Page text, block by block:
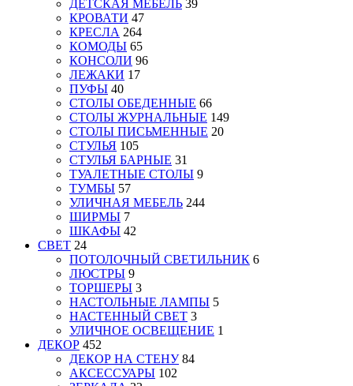
ДЕТСКАЯ МЕБЕЛЬ 39
КРОВАТИ 47
КРЕСЛА 264
КОМОДЫ 65
КОНСОЛИ 96
ЛЕЖАКИ 17
ПУФЫ 40
СТОЛЫ ОБЕДЕННЫЕ 66
СТОЛЫ ЖУРНАЛЬНЫЕ 149
СТОЛЫ ПИСЬМЕННЫЕ 20
СТУЛЬЯ 105
СТУЛЬЯ БАРНЫЕ 31
ТУАЛЕТНЫЕ СТОЛЫ 9
ТУМБЫ 57
УЛИЧНАЯ МЕБЕЛЬ 244
ШИРМЫ 7
ШКАФЫ 42
СВЕТ 24
ПОТОЛОЧНЫЙ СВЕТИЛЬНИК 6
ЛЮСТРЫ 9
ТОРШЕРЫ 3
НАСТОЛЬНЫЕ ЛАМПЫ 5
НАСТЕННЫЙ СВЕТ 3
УЛИЧНОЕ ОСВЕЩЕНИЕ 1
ДЕКОР 452
ДЕКОР НА СТЕНУ 84
АКСЕССУАРЫ 102